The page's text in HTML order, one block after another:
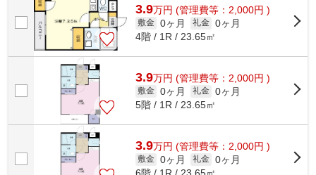
3.9万円 (管理費等：2,000円 )
敷金 0ヶ月 礼金 0ヶ月
4階 / 1R / 23.65㎡
3.9万円 (管理費等：2,000円 )
敷金 0ヶ月 礼金 0ヶ月
5階 / 1R / 23.65㎡
3.9万円 (管理費等：2,000円 )
敷金 0ヶ月 礼金 0ヶ月
6階 / 1R / 23.65㎡